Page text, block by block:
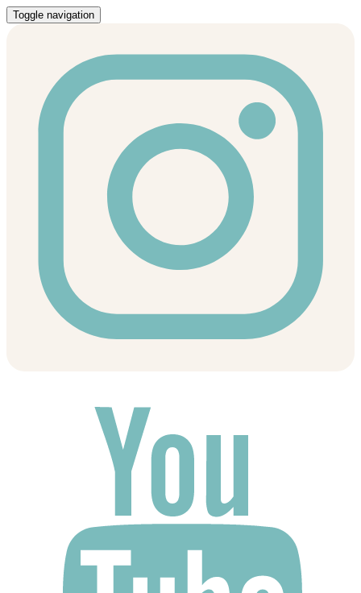
Toggle navigation